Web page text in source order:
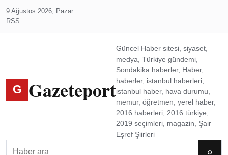
9 Ağustos 2026, Pazar
RSS
G Gazeteport
Güncel Haber sitesi, siyaset,
medya, Türkiye gündemi,
Sondakika haberler, Haber,
haberler, istanbul haberleri,
istanbul haber, hava durumu,
memur, öğretmen, yerel haber,
2016 haberleri, 2016 türkiye,
2019 seçimleri, magazin, Şair
Eşref Şiirleri
⌕